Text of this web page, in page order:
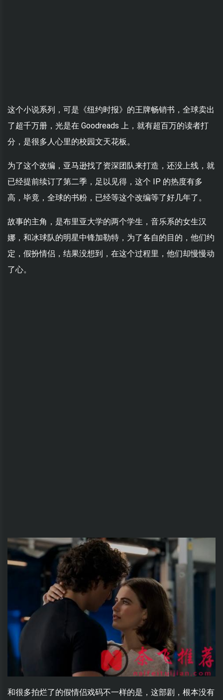
这个小说系列，可是《纽约时报》的王牌畅销书，全球卖出
了超千万册，光是在 Goodreads 上，就有超百万的读者打
分，是很多人心里的校园文天花板。
为了这个改编，亚马逊找了资深团队来打造，还没上线，就
已经提前续订了第二季，足以见得，这个 IP 的热度有多
高，毕竟，全球的书粉，已经等这个改编等了好几年了。
故事的主角，是布里亚大学的两个学生，音乐系的女生汉
娜，和冰球队的明星中锋加勒特，为了各自的目的，他们约
定，假扮情侣，结果没想到，在这个过程里，他们却慢慢动
了心。
和很多拍烂了的假情侣戏码不一样的是，这部剧，根本没有